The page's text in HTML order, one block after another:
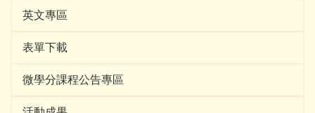
英文專區
表單下載
微學分課程公告專區